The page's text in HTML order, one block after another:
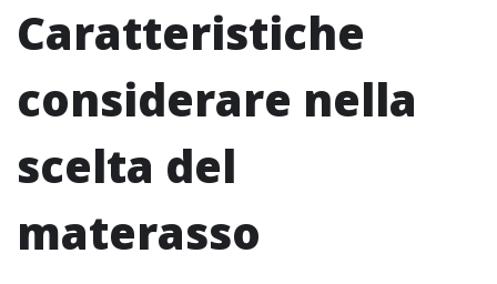
Caratteristiche
considerare nella
scelta del
materasso